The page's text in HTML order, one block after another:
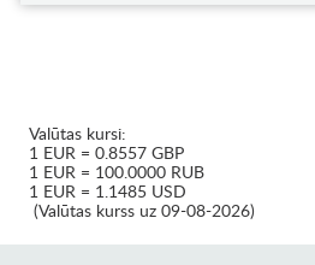
Valūtas kursi:
1 EUR = 0.8557 GBP
1 EUR = 100.0000 RUB
1 EUR = 1.1485 USD
(Valūtas kurss uz 09-08-2026)